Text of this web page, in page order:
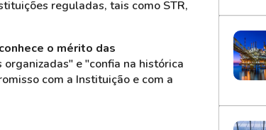
reguladas, tais como STR,
o mérito das
e "confia na histórica
com a Instituição e com a